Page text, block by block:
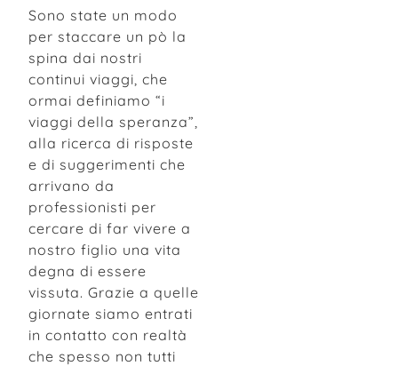
Sono state un modo
per staccare un pò la
spina dai nostri
continui viaggi, che
ormai definiamo “i
viaggi della speranza”,
alla ricerca di risposte
e di suggerimenti che
arrivano da
professionisti per
cercare di far vivere a
nostro figlio una vita
degna di essere
vissuta. Grazie a quelle
giornate siamo entrati
in contatto con realtà
che spesso non tutti